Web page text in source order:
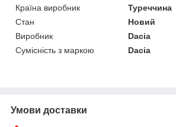
Країна виробник
Туреччина
Стан
Новий
Виробник
Dacia
Сумісність з маркою
Dacia
Умови доставки